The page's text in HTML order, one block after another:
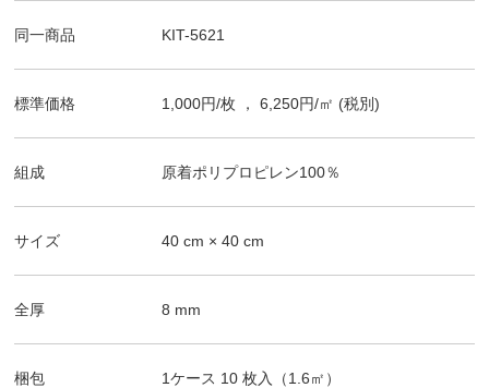
同一商品 KIT-5621
標準価格 1,000円/枚 ，6,250円/㎡ (税別)
組成 原着ポリプロピレン100％
サイズ 40 cm ×40 cm
全厚 8 mm
梱包 1ケース 10 枚入（1.6㎡）